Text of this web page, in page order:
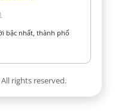
bậc nhất, thành phố
rights reserved.